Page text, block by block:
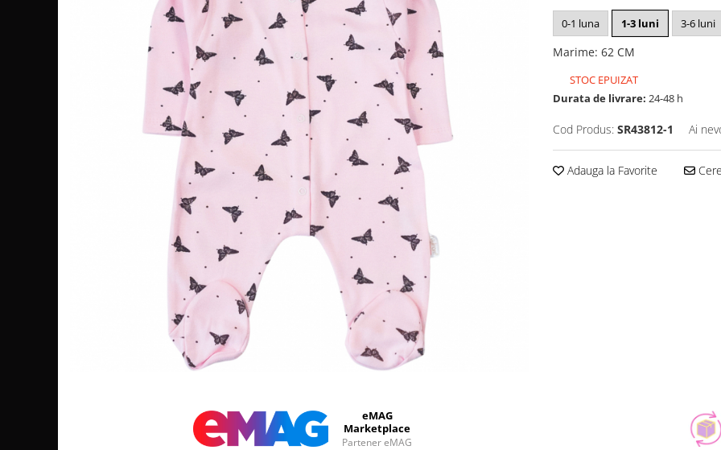
Facebook
0-1 luna 1-3 luni 3-6 luni
Marime: 62 CM
STOC EPUIZAT
Durata de livrare: 24-48 h
Cod Produs: SR43812-1 Ai
Adauga la Favorite
eMAG
Marketplace
Partener eMAG